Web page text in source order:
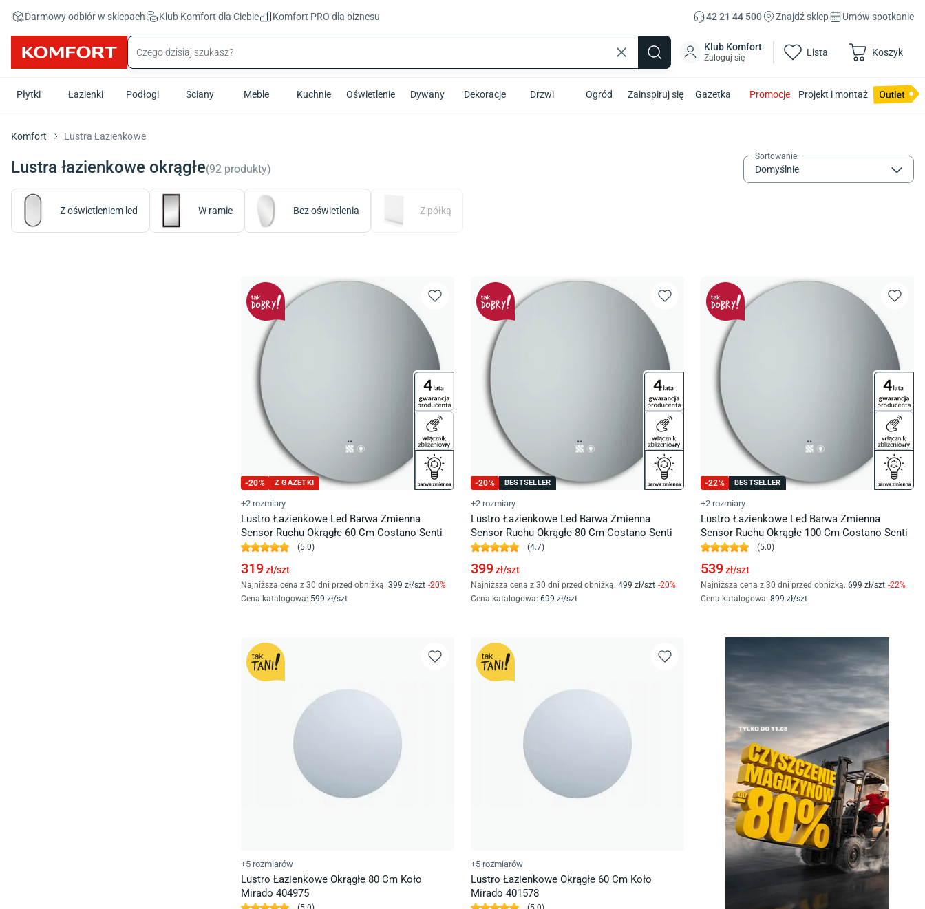
Darmowy odbiór w sklepach Klub Komfort dla Ciebie Komfort PRO dla biznesu 42 21 44 500 Znajdź sklep Umów spotkanie
Klub Komfort
Zaloguj się Lista Koszyk
Płytki Łazienki Podłogi Ściany Meble Kuchnie Oświetlenie Dywany Dekoracje Drzwi Ogród Zainspiruj się Gazetka Promocje Projekt i montaż
Komfort Lustra Łazienkowe
Lustra łazienkowe okrągłe(92 produkty)
Sortowanie:
Domyślnie
Z oświetleniem led W ramie Bez oświetlenia Z półką
-20% Z GAZETKI
+2 rozmiary
Lustro Łazienkowe Led Barwa Zmienna
Sensor Ruchu Okrągłe 60 Cm Costano Senti
(5.0)
319zł/szt
Najniższa cena z 30 dni przed obniżką: 399 zł/szt -20%
Cena katalogowa: 599 zł/szt
-20% BESTSELLER
+2 rozmiary
Lustro Łazienkowe Led Barwa Zmienna
Sensor Ruchu Okrągłe 80 Cm Costano Senti
(4.7)
399zł/szt
Najniższa cena z 30 dni przed obniżką: 499 zł/szt -20%
Cena katalogowa: 699 zł/szt
-22% BESTSELLER
+2 rozmiary
Lustro Łazienkowe Led Barwa Zmienna
Sensor Ruchu Okrągłe 100 Cm Costano Senti
(5.0)
539zł/szt
Najniższa cena z 30 dni przed obniżką: 699 zł/szt -22%
Cena katalogowa: 899 zł/szt
+5 rozmiarów
Lustro Łazienkowe Okrągłe 80 Cm Koło
Mirado 404975
+5 rozmiarów
Lustro Łazienkowe Okrągłe 60 Cm Koło
Mirado 401578